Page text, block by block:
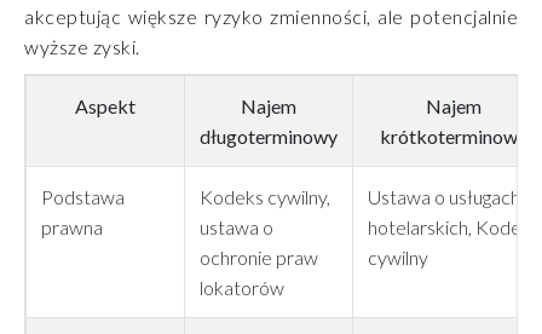
akceptując większe ryzyko zmienności, ale potencjalnie
wyższe zyski.
Aspekt
Najem
długoterminowy
Najem
krótkoterminowy
Podstawa
prawna
Kodeks cywilny,
ustawa o
ochronie praw
lokatorów
Ustawa o usługach
hotelarskich, Kodeks
cywilny